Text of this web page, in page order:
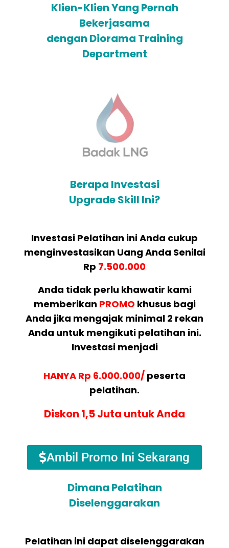
Klien-Klien Yang Pernah
Bekerjasama
dengan Diorama Training
Department
Berapa Investasi
Upgrade Skill Ini?
Investasi Pelatihan ini Anda cukup
menginvestasikan Uang Anda Senilai
Rp 7.500.000
Anda tidak perlu khawatir kami
memberikan PROMO khusus bagi
Anda jika mengajak minimal 2 rekan
Anda untuk mengikuti pelatihan ini.
Investasi menjadi
HANYA Rp 6.000.000/ peserta
pelatihan.
Diskon 1,5 Juta untuk Anda
Ambil Promo Ini Sekarang
Dimana Pelatihan
Diselenggarakan
Pelatihan ini dapat diselenggarakan